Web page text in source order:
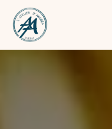
Panneau de gestion